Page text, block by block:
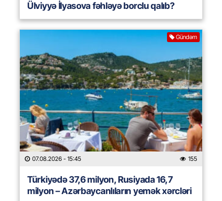
Ülviyyə İlyasova fəhləyə borclu qalıb?
Gündəm
07.08.2026 - 15:45 155
Türkiyədə 37,6 milyon, Rusiyada 16,7
milyon – Azərbaycanlıların yemək xərcləri